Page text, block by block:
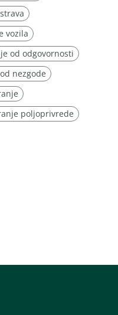
vozila
od odgovornosti
nezgode
poljoprivrede